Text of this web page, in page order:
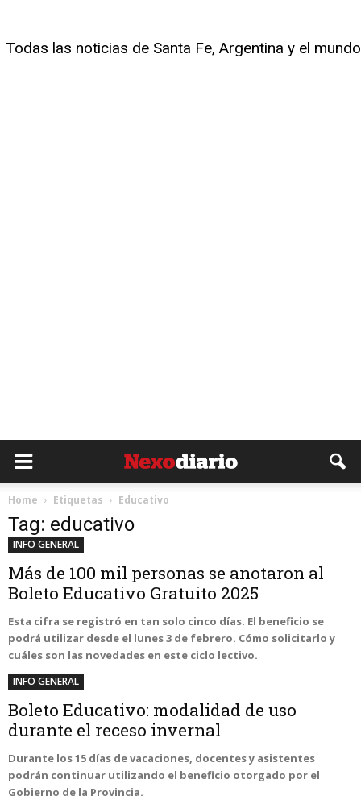
Todas las noticias de Santa Fe, Argentina y el mundo
Home Etiquetas Educativo
Tag: educativo
INFO GENERAL
Más de 100 mil personas se anotaron al
Boleto Educativo Gratuito 2025
Esta cifra se registró en tan solo cinco días. El beneficio se
podrá utilizar desde el lunes 3 de febrero. Cómo solicitarlo y
cuáles son las novedades en este ciclo lectivo.
INFO GENERAL
Boleto Educativo: modalidad de uso
durante el receso invernal
Durante los 15 días de vacaciones, docentes y asistentes
podrán continuar utilizando el beneficio otorgado por el
Gobierno de la Provincia.